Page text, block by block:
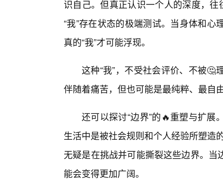
识自己。但真正认识一个人的深度，
“我”存在状态的极端测试。当身体和
真的“我”才可能浮现。
这种“我”，不受社会评价、不被
伴随着痛苦，但也可能是最纯粹、最自
还可以探讨“边界”的🔥重塑与扩
生活中是被社会规则和个人经验所塑造
无疑是在挑战并可能撕裂这些边界。
能会变得更加广阔。